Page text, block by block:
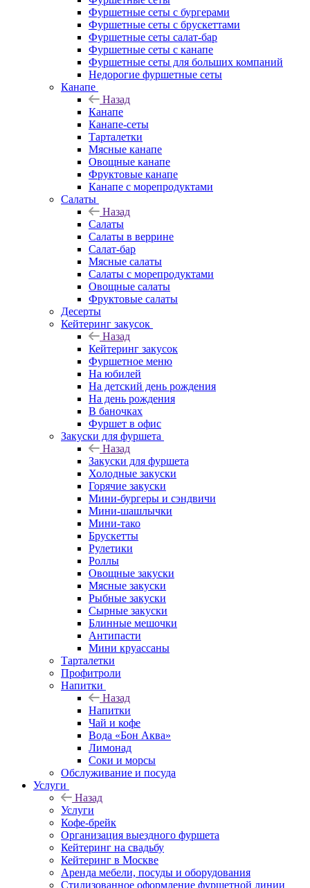
Фуршетные сеты с бургерами
Фуршетные сеты с брускеттами
Фуршетные сеты салат-бар
Фуршетные сеты с канапе
Фуршетные сеты для больших компаний
Недорогие фуршетные сеты
Канапе
Назад
Канапе
Канапе-сеты
Тарталетки
Мясные канапе
Овощные канапе
Фруктовые канапе
Канапе с морепродуктами
Салаты
Назад
Салаты
Салаты в веррине
Салат-бар
Мясные салаты
Салаты с морепродуктами
Овощные салаты
Фруктовые салаты
Десерты
Кейтеринг закусок
Назад
Кейтеринг закусок
Фуршетное меню
На юбилей
На детский день рождения
На день рождения
В баночках
Фуршет в офис
Закуски для фуршета
Назад
Закуски для фуршета
Холодные закуски
Горячие закуски
Мини-бургеры и сэндвичи
Мини-шашлычки
Мини-тако
Брускетты
Рулетики
Роллы
Овощные закуски
Мясные закуски
Рыбные закуски
Сырные закуски
Блинные мешочки
Антипасти
Мини круассаны
Тарталетки
Профитроли
Напитки
Назад
Напитки
Чай и кофе
Вода «Бон Аква»
Лимонад
Соки и морсы
Обслуживание и посуда
Услуги
Назад
Услуги
Кофе-брейк
Организация выездного фуршета
Кейтеринг на свадьбу
Кейтеринг в Москве
Аренда мебели, посуды и оборудования
Стилизованное оформление фуршетной линии